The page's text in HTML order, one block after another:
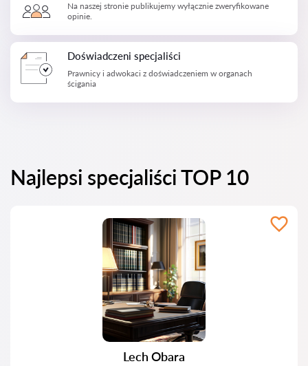
Na naszej stronie publikujemy wyłącznie zweryfikowane
opinie.
Doświadczeni specjaliści
Prawnicy i adwokaci z doświadczeniem w organach
ścigania
Najlepsi specjaliści TOP 10
Lech Obara